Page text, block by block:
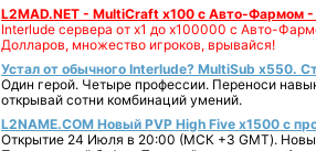
L2MAD.NET - MultiCraft x100 с Авто-Фармом
Interlude сервера от х1 до х100000 с Авто-
Долларов, множество игроков, врывайся!
Устал от обычного Interlude? MultiSub x550.
Один герой. Четыре профессии. Переноси
открывай сотни комбинаций умений.
L2NAME.COM Новый PVP High Five x1500 с
Открытие 24 Июля в 20:00 (МСК +3 GMT).